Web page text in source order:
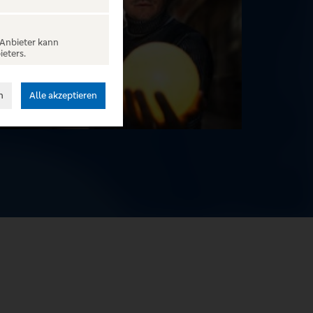
kann
Alle akzeptieren